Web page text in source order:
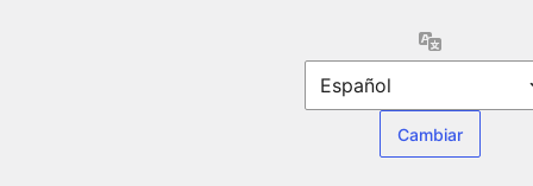
Idioma